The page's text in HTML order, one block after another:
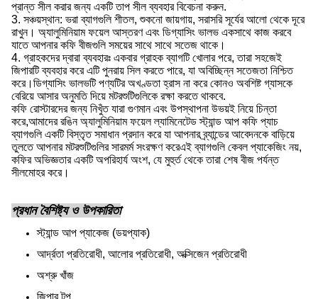
প্রান্ত সীল করার জন্য একটি তাপ সীল ব্যবহার বিবেচনা করুন.
3. সঞ্চয়স্থান: ভরা ব্যাগগুলি শীতল, শুকনো জায়গায়, সরাসরি সূর্যের আলো থেকে দূরে
রাখুন। অ্যালুমিনিয়াম ফয়েল আস্তরণ এবং ডিগ্যাসিং ভালভ একসাথে কাজ করবে
যাতে আপনার কফি বীজগুলি সময়ের সাথে সাথে সতেজ থাকে।
4. গ্রাহকদের দ্বারা ব্যবহারঃ একবার গ্রাহক ব্যাগটি খোলার পরে, তারা সহজেই
জিপারটি ব্যবহার করে এটি পুনরায় সিল করতে পারে, যা অবিচ্ছিন্ন সতেজতা নিশ্চিত
করে।ডিগ্যাসিং ভালভটি পণ্যটির অখণ্ডতা হ্রাস না করে কোনও অবশিষ্ট গ্যাসকে
বেরিয়ে আসার অনুমতি দিয়ে মটরশুটিগুলিকে রক্ষা করতে থাকবে.
কফি রোস্টারদের জন্য নিখুঁত যারা গুণমান এবং উপস্থাপনা উভয়ই নিয়ে চিন্তা
করে,আমাদের রঙিন অ্যালুমিনিয়াম ফয়েল ল্যামিনেটেড স্ট্যান্ড আপ কফি প্যাচ
ব্যাগগুলি একটি বিস্তৃত সমাধান প্রদান করে যা আপনার ব্র্যান্ডের আবেদনকে বাড়িয়ে
তুলতে আপনার মটরশুটিগুলির সারমর্ম সংরক্ষণ করেএই ব্যাগগুলি কেবল প্যাকেজিং নয়,
কফির অভিজ্ঞতার একটি অপরিহার্য অংশ, যে মুহুর্ত থেকে তারা শেষ বীজ পর্যন্ত
সীলমোহর করে।
প্রধান বৈশিষ্ট্য ও উপকারিতা
স্ট্যান্ড আপ প্যাকেজ (ডয়প্যাক)
আর্দ্রতা প্রতিরোধী, আলোর প্রতিরোধী, অক্সিজেন প্রতিরোধী
অশ্রু খাঁজ
জিপার টপ